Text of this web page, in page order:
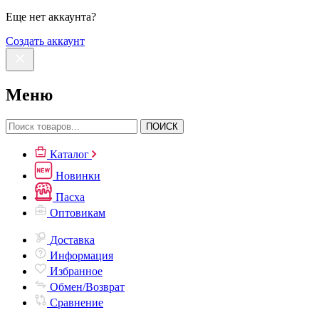
Еще нет аккаунта?
Создать аккаунт
Меню
ПОИСК
Каталог
Новинки
Пасха
Оптовикам
Доставка
Информация
Избранное
Обмен/Возврат
Сравнение